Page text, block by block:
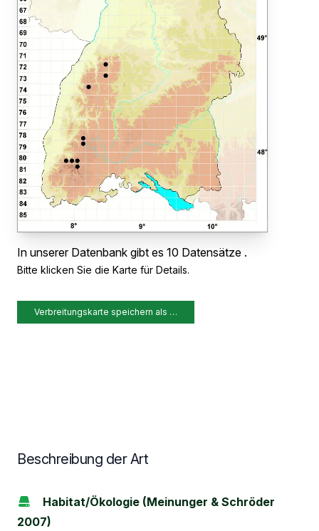
In unserer Datenbank gibt es 10 Datensätze .
Bitte klicken Sie die Karte für Details.
Verbreitungskarte speichern als …
Beschreibung der Art
Habitat/Ökologie (Meinunger & Schröder
2007)